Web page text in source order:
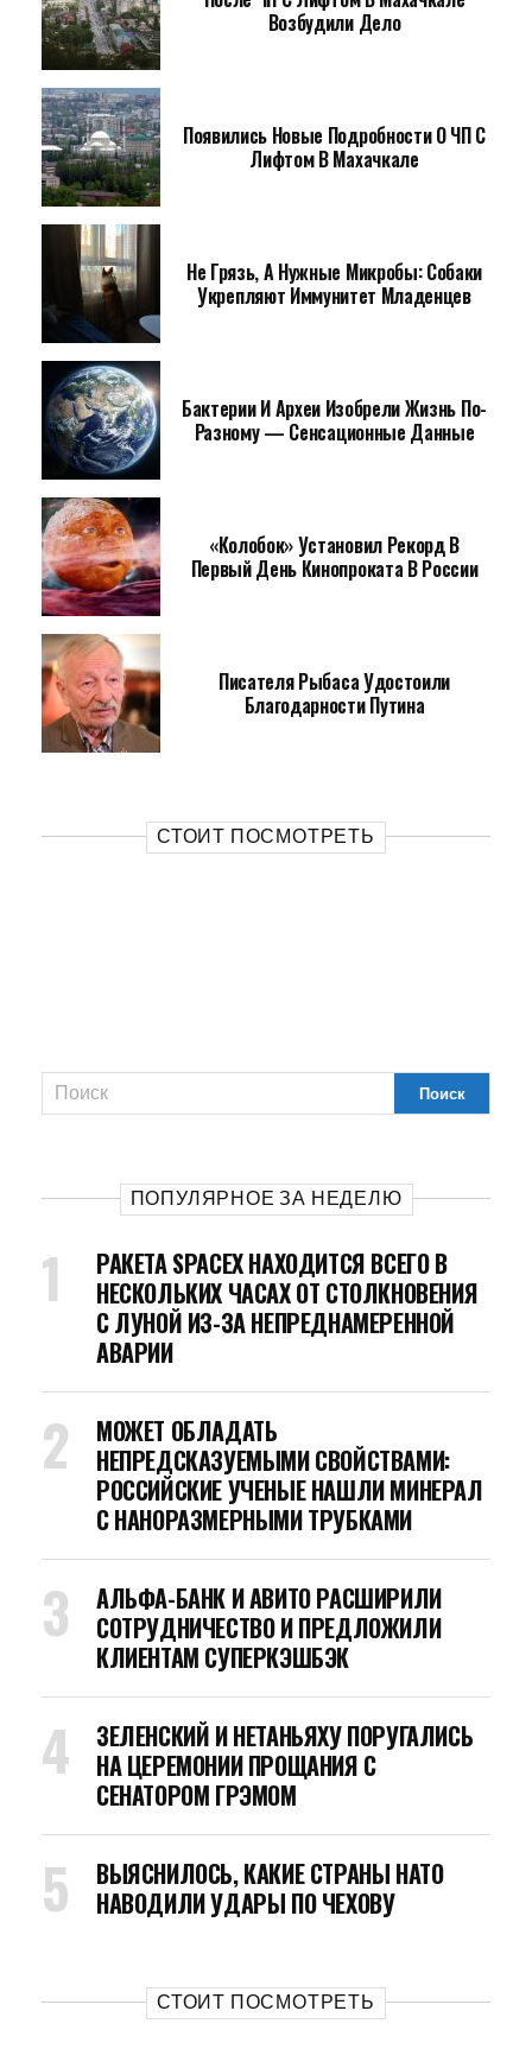
Возбудили Дело
Появились Новые Подробности О ЧП С
Лифтом В Махачкале
Не Грязь, А Нужные Микробы: Собаки
Укрепляют Иммунитет Младенцев
Бактерии И Археи Изобрели Жизнь По-
Разному — Сенсационные Данные
«Колобок» Установил Рекорд В
Первый День Кинопроката В России
Писателя Рыбаса Удостоили
Благодарности Путина
СТОИТ ПОСМОТРЕТЬ
ПОПУЛЯРНОЕ ЗА НЕДЕЛЮ
РАКЕТА SPACEX НАХОДИТСЯ ВСЕГО В
НЕСКОЛЬКИХ ЧАСАХ ОТ СТОЛКНОВЕНИЯ
С ЛУНОЙ ИЗ-ЗА НЕПРЕДНАМЕРЕННОЙ
АВАРИИ
МОЖЕТ ОБЛАДАТЬ
НЕПРЕДСКАЗУЕМЫМИ СВОЙСТВАМИ:
РОССИЙСКИЕ УЧЕНЫЕ НАШЛИ МИНЕРАЛ
С НАНОРАЗМЕРНЫМИ ТРУБКАМИ
АЛЬФА-БАНК И АВИТО РАСШИРИЛИ
СОТРУДНИЧЕСТВО И ПРЕДЛОЖИЛИ
КЛИЕНТАМ СУПЕРКЭШБЭК
ЗЕЛЕНСКИЙ И НЕТАНЬЯХУ ПОРУГАЛИСЬ
НА ЦЕРЕМОНИИ ПРОЩАНИЯ С
СЕНАТОРОМ ГРЭМОМ
ВЫЯСНИЛОСЬ, КАКИЕ СТРАНЫ НАТО
НАВОДИЛИ УДАРЫ ПО ЧЕХОВУ
СТОИТ ПОСМОТРЕТЬ